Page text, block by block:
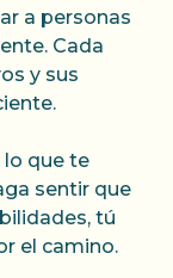
a personas
Cada
y sus
lo que te
sentir que
tú
el camino.